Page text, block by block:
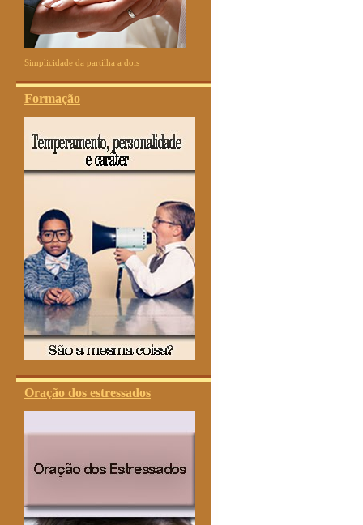
Simplicidade da partilha a dois
Formação
Oração dos estressados